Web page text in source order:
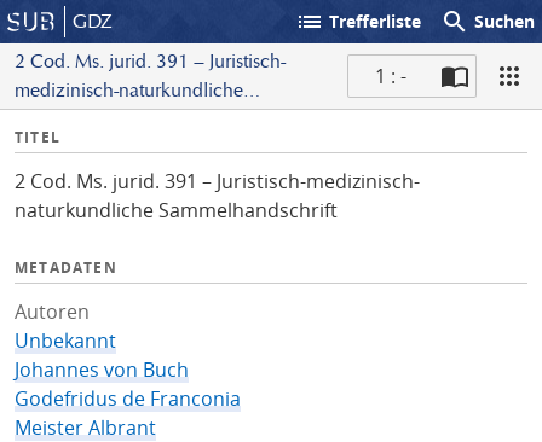
GDZ list Trefferliste search Suchen
2 Cod. Ms. jurid. 391 – Juristisch-
medizinisch-naturkundliche
1 : -
I
f
o
TITEL
2 Cod. Ms. jurid. 391 – Juristisch-medizinisch-
naturkundliche Sammelhandschrift
METADATEN
Autoren
Unbekannt
Johannes von Buch
Godefridus de Franconia
Meister Albrant